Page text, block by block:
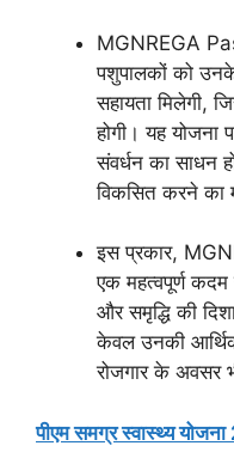
MGNREGA
पशुपालकों को
सहायता मिलेगी,
होगी। यह
संवर्धन का साधन
विकसित करने का
इस प्रकार,
एक महत्वपूर्ण कदम
और समृद्धि की
केवल उनकी
रोजगार के अवसर
पीएम समग्र स्वास्थ्य